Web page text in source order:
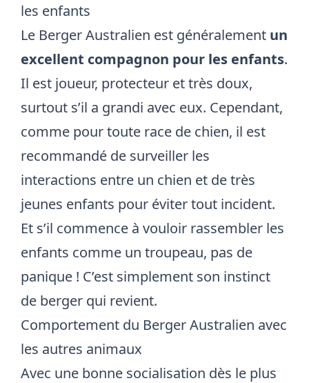
les enfants
Le Berger Australien est généralement un
excellent compagnon pour les enfants.
Il est joueur, protecteur et très doux,
surtout s’il a grandi avec eux. Cependant,
comme pour toute race de chien, il est
recommandé de surveiller les
interactions entre un chien et de très
jeunes enfants pour éviter tout incident.
Et s’il commence à vouloir rassembler les
enfants comme un troupeau, pas de
panique ! C’est simplement son instinct
de berger qui revient.
Comportement du Berger Australien avec
les autres animaux
Avec une bonne socialisation dès le plus